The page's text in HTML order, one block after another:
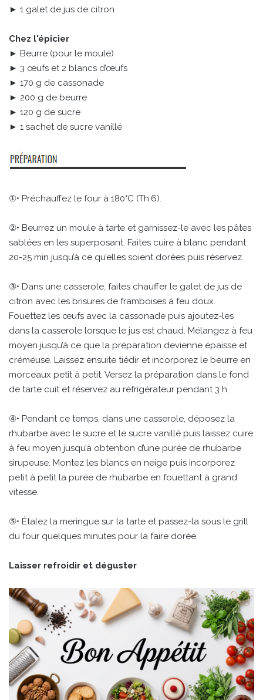
► 1 galet de jus de citron
Chez l'épicier
► Beurre (pour le moule)
► 3 œufs et 2 blancs d’œufs
► 170 g de cassonade
► 200 g de beurre
► 120 g de sucre
► 1 sachet de sucre vanillé
①• Préchauffez le four à 180°C (Th.6).
②• Beurrez un moule à tarte et garnissez-le avec les pâtes
sablées en les superposant. Faites cuire à blanc pendant
20-25 min jusqu’à ce qu’elles soient dorées puis réservez.
③• Dans une casserole, faites chauffer le galet de jus de
citron avec les brisures de framboises à feu doux.
Fouettez les œufs avec la cassonade puis ajoutez-les
dans la casserole lorsque le jus est chaud. Mélangez à feu
moyen jusqu’à ce que la préparation devienne épaisse et
crémeuse. Laissez ensuite tiédir et incorporez le beurre en
morceaux petit à petit. Versez la préparation dans le fond
de tarte cuit et réservez au réfrigérateur pendant 3 h.
④• Pendant ce temps, dans une casserole, déposez la
rhubarbe avec le sucre et le sucre vanillé puis laissez cuire
à feu moyen jusqu’à obtention d’une purée de rhubarbe
sirupeuse. Montez les blancs en neige puis incorporez
petit à petit la purée de rhubarbe en fouettant à grand
vitesse.
⑤• Étalez la meringue sur la tarte et passez-la sous le grill
du four quelques minutes pour la faire dorée.
Laisser refroidir et déguster